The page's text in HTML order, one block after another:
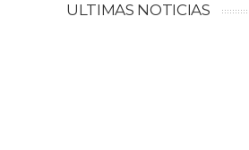
ULTIMAS NOTICIAS